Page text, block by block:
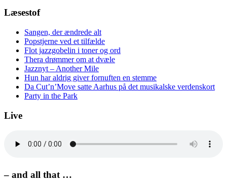
Læsestof
Sangen, der ændrede alt
Popstjerne ved et tilfælde
Flot jazzgobelin i toner og ord
Thera drømmer om at dvæle
Jazznyt – Another Mile
Hun har aldrig giver fornuften en stemme
Da Cut’n’Move satte Aarhus på det musikalske verdenskort
Party in the Park
Live
– and all that …